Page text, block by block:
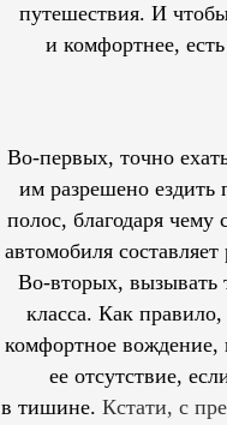
путешествия. И
и комфортнее,
Во-первых, точно
им разрешеноездить
полос, благодаря чему
автомобиля
Во-вторых, вызывать
класса. Как
комфортное вождение,
ее отсутствие,
в тишине. Кстати, с